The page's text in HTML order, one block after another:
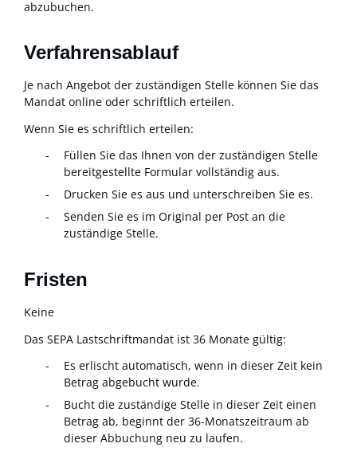
abzubuchen.
Verfahrensablauf
Je nach Angebot der zuständigen Stelle können Sie das
Mandat online oder schriftlich erteilen.
Wenn Sie es schriftlich erteilen:
Füllen Sie das Ihnen von der zuständigen Stelle
bereitgestellte Formular vollständig aus.
Drucken Sie es aus und unterschreiben Sie es.
Senden Sie es im Original per Post an die
zuständige Stelle.
Fristen
Keine
Das SEPA Lastschriftmandat ist 36 Monate gültig:
Es erlischt automatisch, wenn in dieser Zeit kein
Betrag abgebucht wurde.
Bucht die zuständige Stelle in dieser Zeit einen
Betrag ab, beginnt der 36-Monatszeitraum ab
dieser Abbuchung neu zu laufen.